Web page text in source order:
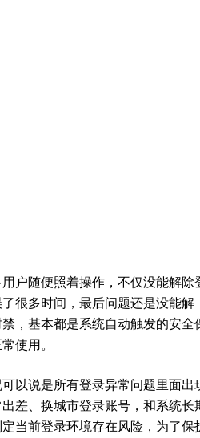
户随便照着操作，不仅没能解除
很多时间，最后问题还是没能解
，基本都是系统自动触发的安全
使用。
以说是所有登录异常问题里面出
差、换城市登录账号，和系统长
当前登录环境存在风险，为了保